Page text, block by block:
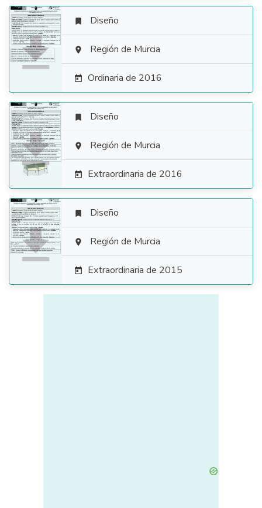

 Diseño
 Región de Murcia
 Ordinaria de 2016

 Diseño
 Región de Murcia
 Extraordinaria de 2016

 Diseño
 Región de Murcia
 Extraordinaria de 2015